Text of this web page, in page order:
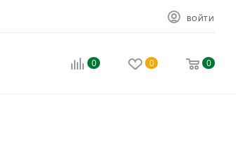
ВОЙТИ
0 0 0